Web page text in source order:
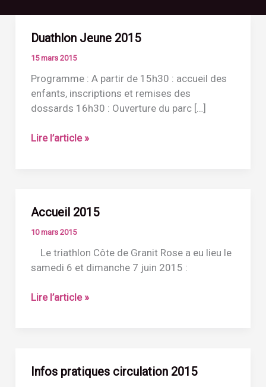
Duathlon Jeune 2015
15 mars 2015
Programme : A partir de 15h30 : accueil des
enfants, inscriptions et remises des
dossards 16h30 : Ouverture du parc […]
Duathlon
Lire l’article »
Accueil 2015
10 mars 2015
Le triathlon Côte de Granit Rose a eu lieu le
samedi 6 et dimanche 7 juin 2015 :
Accueil
Lire l’article »
Infos pratiques circulation 2015